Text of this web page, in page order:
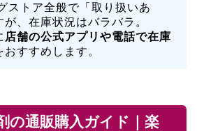
ストア全般で「取り扱いあ
、在庫状況はバラバラ。
店舗の公式アプリや電話で在庫
すすめします。
の通販購入ガイド｜楽